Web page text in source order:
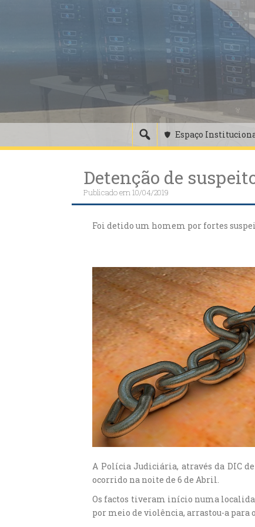
Espaço
Detenção de
Publicado em10/04/2019
Foi detido um homem por fortes
A Polícia Judiciária, através da DIC
ocorrido na noite de 6 de Abril.
Os factos tiveram início numa
por meio de violência, arrastou-a para